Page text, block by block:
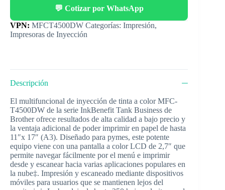
💬 Cotizar por WhatsApp
Categorías: Impresión,
Impresoras de Inyección
Descripción
El multifuncional de inyección de tinta a color MFC-
T4500DW de la serie InkBenefit Tank Business de
Brother ofrece resultados de alta calidad a bajo precio y
la ventaja adicional de poder imprimir en papel de hasta
11″x 17″ (A3). Diseñado para pymes, este potente
equipo viene con una pantalla a color LCD de 2,7″ que
permite navegar fácilmente por el menú e imprimir
desde y escanear hacia varias aplicaciones populares en
la nube‡. Impresión y escaneado mediante dispositivos
móviles para usuarios que se mantienen lejos del